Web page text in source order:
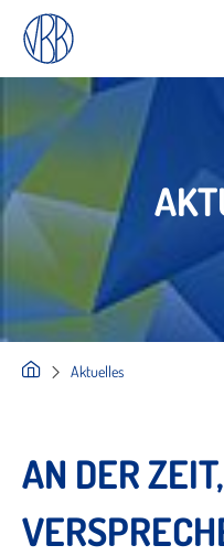
Aktuelles
AN DER